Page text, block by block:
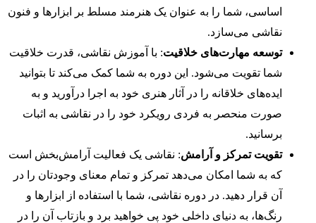
اساسی، شما را به عنوان یک هنرمند مسلط بر ابزارها و فنون
نقاشی می‌سازد.
توسعه مهارت‌های خلاقیت: با آموزش نقاشی، قدرت خلاقیت
شما تقویت می‌شود. این دوره به شما کمک می‌کند تا بتوانید
ایده‌های خلاقانه را در آثار هنری خود به اجرا درآورید و به
صورت منحصر به فردی رویکرد خود را در نقاشی به اثبات
برسانید.
تقویت تمرکز و آرامش: نقاشی یک فعالیت آرامش‌بخش است
که به شما امکان می‌دهد تمرکز و تمام معنای وجودتان را در
آن قرار دهید. در دوره نقاشی، شما با استفاده از ابزارها و
رنگ‌ها، به دنیای داخلی خود پی خواهید برد و بازتاب آن را در